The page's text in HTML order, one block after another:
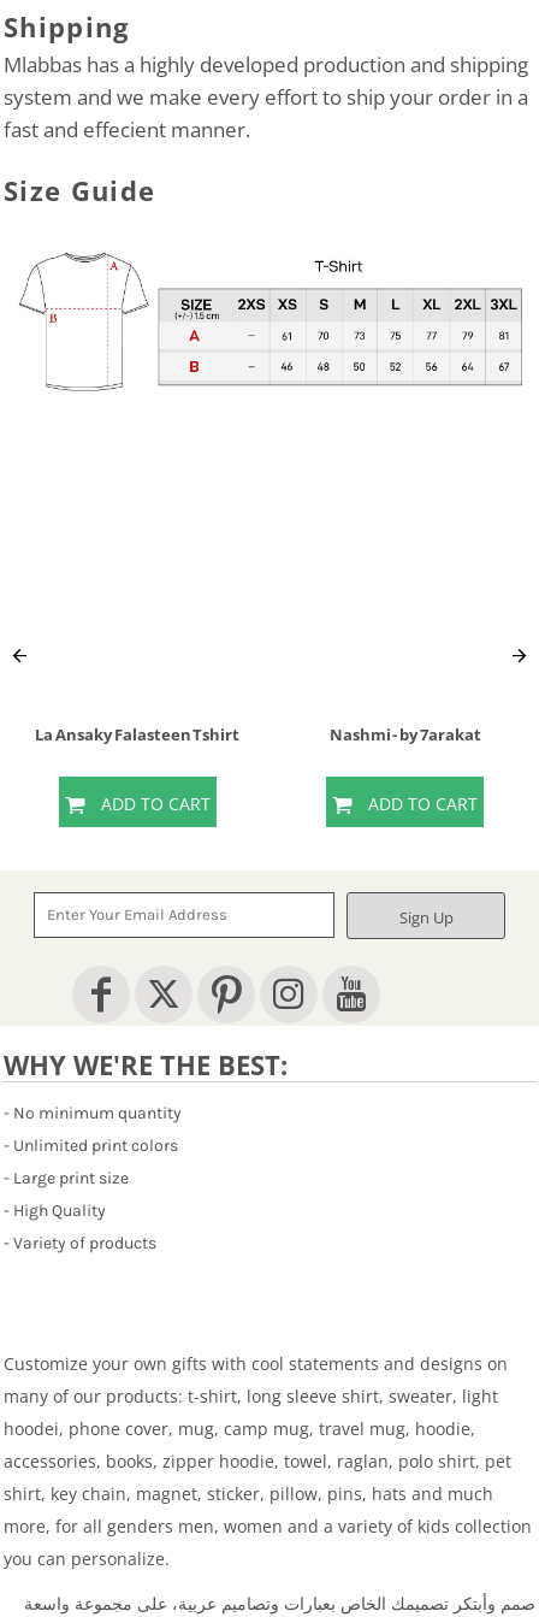
Shipping
Mlabbas has a highly developed production and shipping
system and we make every effort to ship your order in a
fast and effecient manner.
Size Guide
La Ansaky Falasteen Tshirt
ADD TO CART
Nashmi - by 7arakat
ADD TO CART
Sign Up
WHY WE'RE THE BEST:
- No minimum quantity
- Unlimited print colors
- Large print size
- High Quality
- Variety of products
Customize your own gifts with cool statements and designs on
many of our products: t-shirt, long sleeve shirt, sweater, light
hoodei, phone cover, mug, camp mug, travel mug, hoodie,
accessories, books, zipper hoodie, towel, raglan, polo shirt, pet
shirt, key chain, magnet, sticker, pillow, pins, hats and much
more, for all genders men, women and a variety of kids collection
you can personalize.
صمم وأبتكر تصميمك الخاص بعبارات وتصاميم عربية، على مجموعة واسعة